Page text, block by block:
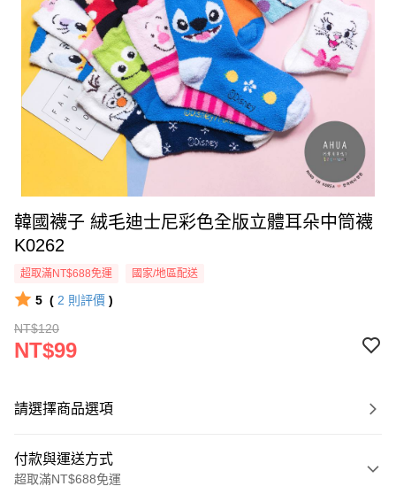
韓國襪子 絨毛迪士尼彩色全版立體耳朵中筒襪
K0262
超取滿NT$688免運 國家/地區配送
5 ( 2 則評價 )
NT$120
NT$99
請選擇商品選項
付款與運送方式
超取滿NT$688免運